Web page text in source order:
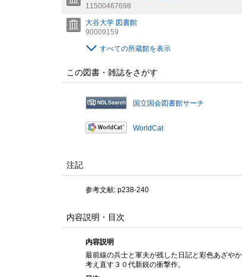
11500467698
大谷大学 図書館
90009159
すべての所蔵館を表示
この図書・雑誌をさがす
国立国会図書館サーチ
WorldCat
注記
参考文献: p238-240
内容説明・目次
内容説明
最前線の兵士と軍夫が残した日記と彩色あざや
考え直す３０代新鋭の衝撃作。